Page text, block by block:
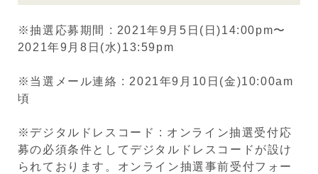
※抽選応募期間 : 2021年9月5日(日)14:00pm〜
2021年9月8日(水)13:59pm
※当選メール連絡 : 2021年9月10日(金)10:00am
頃
※デジタルドレスコード : オンライン抽選受付応
募の必須条件としてデジタルドレスコードが設け
られております。オンライン抽選事前受付フォー